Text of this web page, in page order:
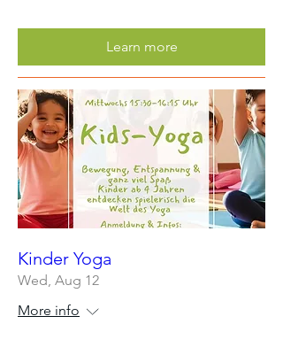
Learn more
Kinder Yoga
Wed, Aug 12
More info